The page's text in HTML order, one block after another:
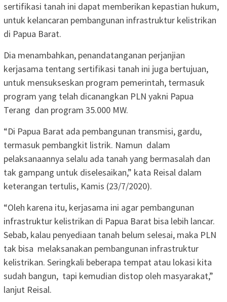
sertifikasi tanah ini dapat memberikan kepastian hukum,
untuk kelancaran pembangunan infrastruktur kelistrikan
di Papua Barat.
Dia menambahkan, penandatanganan perjanjian
kerjasama tentang sertifikasi tanah ini juga bertujuan,
untuk mensukseskan program pemerintah, termasuk
program yang telah dicanangkan PLN yakni Papua
Terang dan program 35.000 MW.
“Di Papua Barat ada pembangunan transmisi, gardu,
termasuk pembangkit listrik. Namun dalam
pelaksanaannya selalu ada tanah yang bermasalah dan
tak gampang untuk diselesaikan,” kata Reisal dalam
keterangan tertulis, Kamis (23/7/2020).
“Oleh karena itu, kerjasama ini agar pembangunan
infrastruktur kelistrikan di Papua Barat bisa lebih lancar.
Sebab, kalau penyediaan tanah belum selesai, maka PLN
tak bisa melaksanakan pembangunan infrastruktur
kelistrikan. Seringkali beberapa tempat atau lokasi kita
sudah bangun, tapi kemudian distop oleh masyarakat,”
lanjut Reisal.